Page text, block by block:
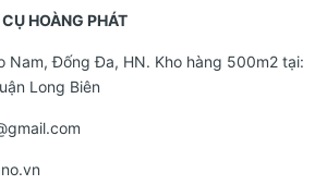
HOÀNG PHÁT
Nam, Đống Đa, HN. Kho hàng 500m2 tại:
Long Biên